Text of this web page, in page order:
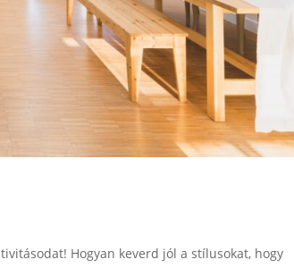
Hogyan keverd jól a stílusokat, hogy